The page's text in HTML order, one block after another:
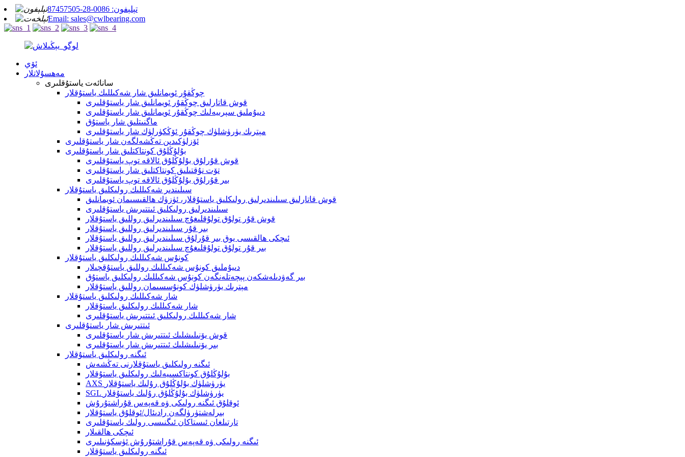
تېلېفون: 0086-28-87457505
Email: sales@cwlbearing.com
ئۆي
مەھسۇلاتلار
سانائەت ياستۇقلىرى
چوڭقۇر ئويمانلىق شار شەكىللىك ياستۇقلار
قوش قاتارلىق چوڭقۇر ئويمانلىق شار ياستۇقلىرى
دىيۇملىق سېرىيەلىك چوڭقۇر ئويمانلىق شار ياستۇقلىرى
ماگنىتلىق شار ياستۇق
مېترىك يۈرۈشلۈك چوڭقۇر ئۆڭكۈرلۈك شار ياستۇقلىرى
ئۆزلۈكىدىن تەڭشەلگەن شار ياستۇقلىرى
بۇلۇڭلۇق كونتاكتلىق شار ياستۇقلىرى
قوش قۇرلۇق بۇلۇڭلۇق ئالاقە توپ ياستۇقلىرى
تۆت نۇقتىلىق كونتاكتلىق شار ياستۇقلىرى
بىر قۇرلۇق بۇلۇڭلۇق ئالاقە توپ ياستۇقلىرى
سىلىندىر شەكىللىك رولىكلىق ياستۇقلار
قوش قاتارلىق سىلىندىرلىق رولىكلىق ياستۇقلار، ئۈزۈك ھالقىسىمان ئويمانلىق
سىلىندىرلىق رولىكلىق ئىتتىرىش ياستۇقلىرى
قوش قۇر تولۇق تولۇقلىغۇچ سىلىندىرلىق روللىق ياستۇقلار
بىر قۇر سىلىندىرلىق روللىق ياستۇقلار
ئىچكى ھالقىسى يوق بىر قۇرلۇق سىلىندىرلىق روللىق ياستۇقلار
بىر قۇر تولۇق تولۇقلىغۇچ سىلىندىرلىق روللىق ياستۇقلار
كونۇس شەكىللىك رولىكلىق ياستۇقلار
دىيۇملىق كونۇس شەكىللىك روللىق ياستۇقچىلار
بىر گەۋدىلەشكەن پېچەتلەنگەن كونۇس شەكىللىك رولىكلىق ياستۇق
مېترىك يۈرۈشلۈك كونۇسسىمان روللىق ياستۇقلار
شار شەكىللىك رولىكلىق ياستۇقلار
شار شەكىللىك رولىكلىق ياستۇقلار
شار شەكىللىك رولىكلىق ئىتتىرىش ياستۇقلىرى
ئىتتىرىش شار ياستۇقلىرى
قوش يۆنىلىشلىك ئىتتىرىش شار ياستۇقلىرى
بىر يۆنىلىشلىك ئىتتىرىش شار ياستۇقلىرى
ئىگنە رولىكلىق ياستۇقلار
ئىگنە رولىكلىق ياستۇقلارنى تەڭشەش
بۇلۇڭلۇق كونتاكسىيەلىك رولىكلىق ياستۇقلار
AXS يۈرۈشلۈك بۇلۇڭلۇق رۇلىك ياستۇقلار
SGL يۈرۈشلۈك بۇلۇڭلۇق رۇلىك ياستۇقلار
ئوقلۇق ئىگنە رولىكى ۋە قەپەس قۇراشتۇرۇش
بىرلەشتۈرۈلگەن رادىئال/ئوقلۇق ياستۇقلار
تارتىلغان ئىستاكان ئىگنىسى رولىك ياستۇقلىرى
ئىچكى ھالقىلار
ئىگنە رولىكى ۋە قەپەس قۇراشتۇرۇش ئۈسكۈنىلىرى
ئىگنە رولىكلىق ياستۇقلار